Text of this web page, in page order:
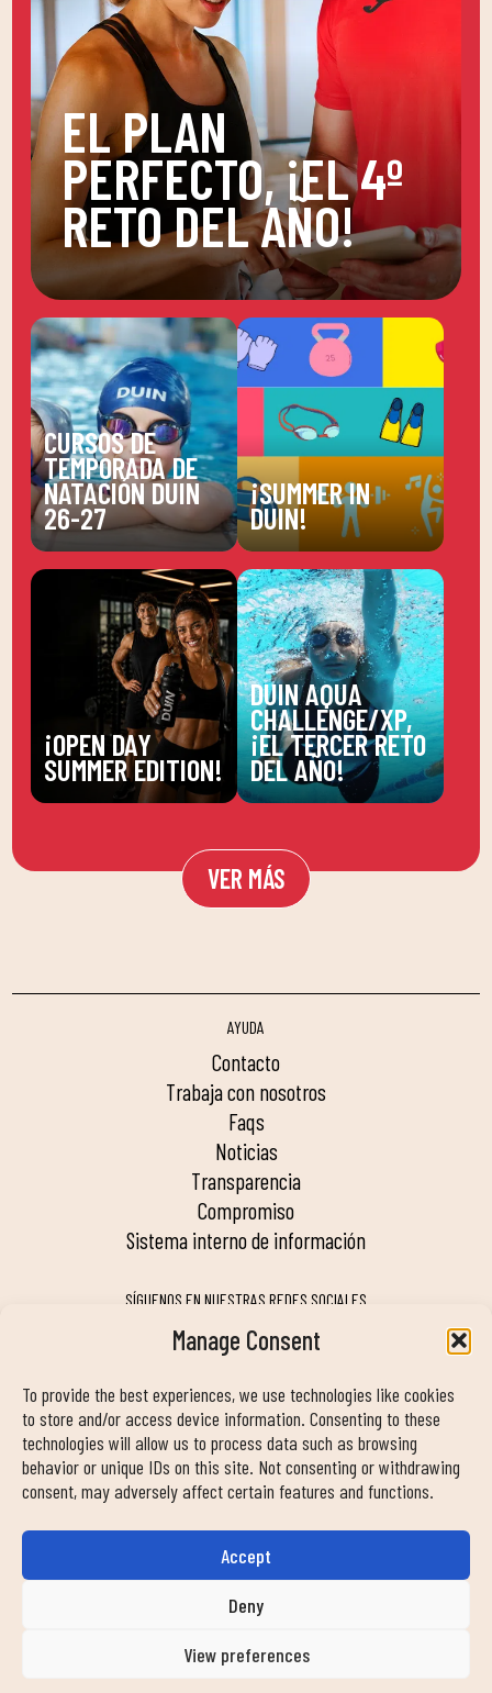
Manage Consent
To provide the best experiences, we use technologies like cookies
to store and/or access device information. Consenting to these
technologies will allow us to process data such as browsing
behavior or unique IDs on this site. Not consenting or withdrawing
consent, may adversely affect certain features and functions.
Accept
Deny
View preferences
EL PLAN
PERFECTO, ¡EL 4º
RETO DEL AÑO!
CURSOS DE
TEMPORADA DE
NATACIÓN DUIN
26-27
¡SUMMER IN
DUIN!
¡OPEN DAY
SUMMER EDITION!
DUIN AQUA
CHALLENGE/XP,
¡EL TERCER RETO
DEL AÑO!
VER MÁS
AYUDA
contacto
trabaja con nosotros
faqs
noticias
transparencia
compromiso
sistema interno de información
SÍGUENOS EN NUESTRAS REDES SOCIALES
MY DUIN APP
INFORMACIÓN DE CONTACTO
Política de privacidad Política de Cookies